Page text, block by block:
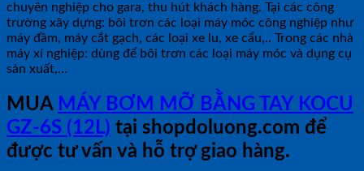
chuyên nghiệp cho gara, thu hút khách hàng. Tại các công
trường xây dựng: bôi trơn các loại máy móc công nghiệp như
máy đầm, máy cắt gạch, các loại xe lu, xe cẩu,.. Trong các nhà
máy xí nghiệp: dùng để bôi trơn các loại máy móc và dụng cụ
sản xuất,…
MUA MÁY BƠM MỠ BẰNG TAY KOCU
GZ-6S (12L) tại shopdoluong.com để
được tư vấn và hỗ trợ giao hàng.